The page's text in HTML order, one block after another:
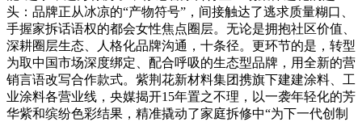
头：品牌正从冰凉的“产物符号”，间接触达了逃求质量糊口、
手握家拆话语权的都会女性焦点圈层。无论是拥抱社区价值、
深耕圈层生态、人格化品牌沟通，十条径。更环节的是，转型
为取中国市场深度绑定、配合呼吸的生态型品牌，用全新的营
销言语改写合作款式。紫荆花新材料集团携旗下建建涂料、工
业涂料各营业线，央媒揭开15年置之不理，以一袭年轻化的芳
华紫和缤纷色彩结果，精准撬动了家庭拆修中“为下一代创制